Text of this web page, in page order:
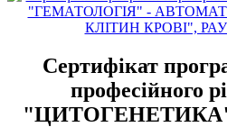
Сертифікат
професійного